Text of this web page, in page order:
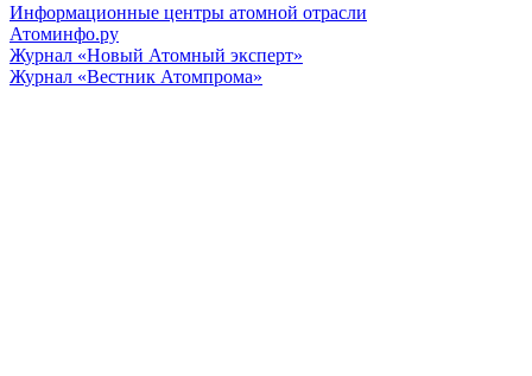
Информационные центры атомной отрасли
Атоминфо.ру
Журнал «Новый Атомный эксперт»
Журнал «Вестник Атомпрома»